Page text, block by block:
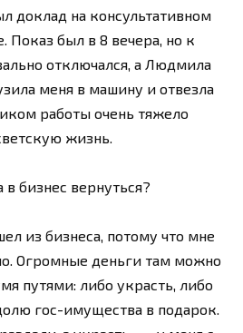
доклад на консультативном
Показ был в 8 вечера, но к
отключался, а Людмила
меня в машину и отвезла
работы очень тяжело
жизнь.
бизнес вернуться?
из бизнеса, потому что мне
Огромные деньги там можно
путями: либо украсть, либо
гос-имущества в подарок.